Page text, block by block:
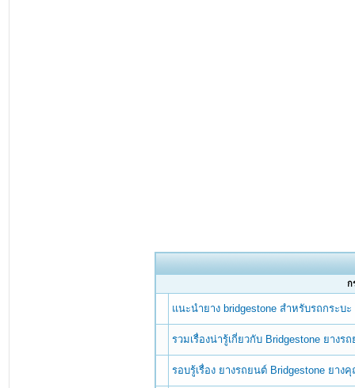
ก
แนะนำยาง bridgestone สำหรับรถกระบะ
รวมเรื่องน่ารู้เกี่ยวกับ Bridgestone ยาง
รอบรู้เรื่อง ยางรถยนต์ Bridgestone ยา